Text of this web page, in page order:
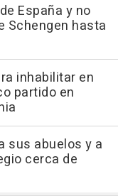
España y no
Schengen hasta
inhabilitar en
partido en
sus abuelos y a
cerca de